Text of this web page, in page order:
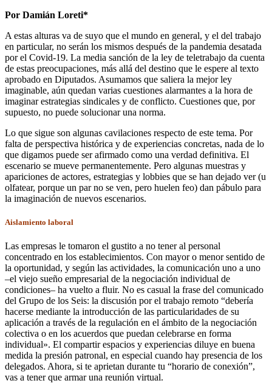
Por Damián Loreti*
A estas alturas va de suyo que el mundo en general, y el del trabajo
en particular, no serán los mismos después de la pandemia desatada
por el Covid-19. La media sanción de la ley de teletrabajo da cuenta
de estas preocupaciones, más allá del destino que le espere al texto
aprobado en Diputados. Asumamos que saliera la mejor ley
imaginable, aún quedan varias cuestiones alarmantes a la hora de
imaginar estrategias sindicales y de conflicto. Cuestiones que, por
supuesto, no puede solucionar una norma.
Lo que sigue son algunas cavilaciones respecto de este tema. Por
falta de perspectiva histórica y de experiencias concretas, nada de lo
que digamos puede ser afirmado como una verdad definitiva. El
escenario se mueve permanentemente. Pero algunas muestras y
apariciones de actores, estrategias y lobbies que se han dejado ver (u
olfatear, porque un par no se ven, pero huelen feo) dan pábulo para
la imaginación de nuevos escenarios.
Aislamiento laboral
Las empresas le tomaron el gustito a no tener al personal
concentrado en los establecimientos. Con mayor o menor sentido de
la oportunidad, y según las actividades, la comunicación uno a uno
–el viejo sueño empresarial de la negociación individual de
condiciones– ha vuelto a fluir. No es casual la frase del comunicado
del Grupo de los Seis: la discusión por el trabajo remoto “debería
hacerse mediante la introducción de las particularidades de su
aplicación a través de la regulación en el ámbito de la negociación
colectiva o en los acuerdos que puedan celebrarse en forma
individual». El compartir espacios y experiencias diluye en buena
medida la presión patronal, en especial cuando hay presencia de los
delegados. Ahora, si te aprietan durante tu “horario de conexión”,
vas a tener que armar una reunión virtual.